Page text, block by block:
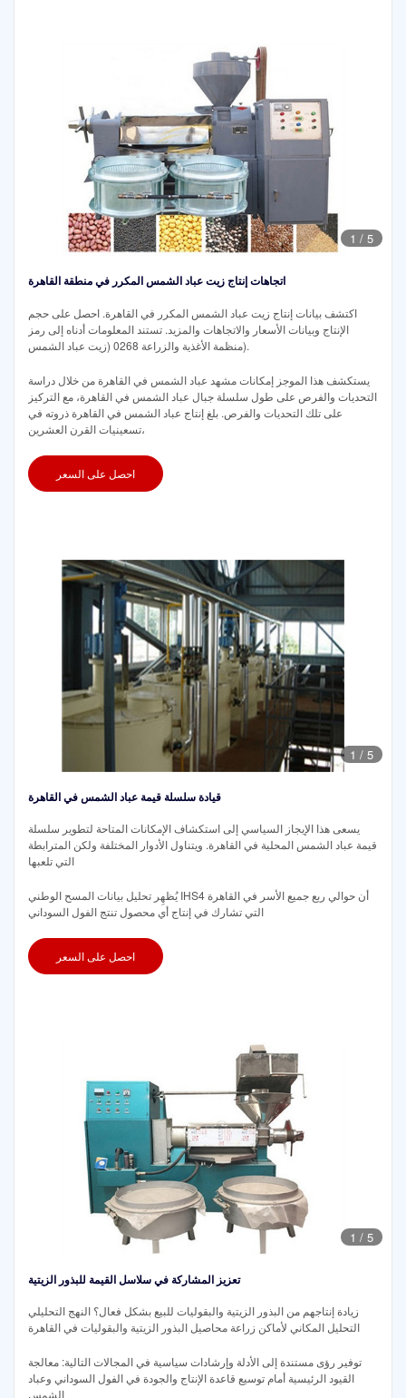
1 / 5
اتجاهات إنتاج زيت عباد الشمس المكرر في منطقة القاهرة
اكتشف بيانات إنتاج زيت عباد الشمس المكرر في القاهرة. احصل على حجم
الإنتاج وبيانات الأسعار والاتجاهات والمزيد. تستند المعلومات أدناه إلى رمز
منظمة الأغذية والزراعة 0268 (زيت عباد الشمس).
يستكشف هذا الموجز إمكانات مشهد عباد الشمس في القاهرة من خلال دراسة
التحديات والفرص على طول سلسلة جبال عباد الشمس في القاهرة، مع التركيز
على تلك التحديات والفرص. بلغ إنتاج عباد الشمس في القاهرة ذروته في
تسعينيات القرن العشرين،
احصل على السعر
1 / 5
قيادة سلسلة قيمة عباد الشمس في القاهرة
يسعى هذا الإيجاز السياسي إلى استكشاف الإمكانات المتاحة لتطوير سلسلة
قيمة عباد الشمس المحلية في القاهرة. ويتناول الأدوار المختلفة ولكن المترابطة
التي تلعبها
يُظهِر تحليل بيانات المسح الوطني IHS4 أن حوالي ربع جميع الأسر في القاهرة
التي تشارك في إنتاج أي محصول تنتج الفول السوداني
احصل على السعر
1 / 5
تعزيز المشاركة في سلاسل القيمة للبذور الزيتية
زيادة إنتاجهم من البذور الزيتية والبقوليات للبيع بشكل فعال؟ النهج التحليلي
التحليل المكاني لأماكن زراعة محاصيل البذور الزيتية والبقوليات في القاهرة
توفير رؤى مستندة إلى الأدلة وإرشادات سياسية في المجالات التالية: معالجة
القيود الرئيسية أمام توسيع قاعدة الإنتاج والجودة في الفول السوداني وعباد
الشمس